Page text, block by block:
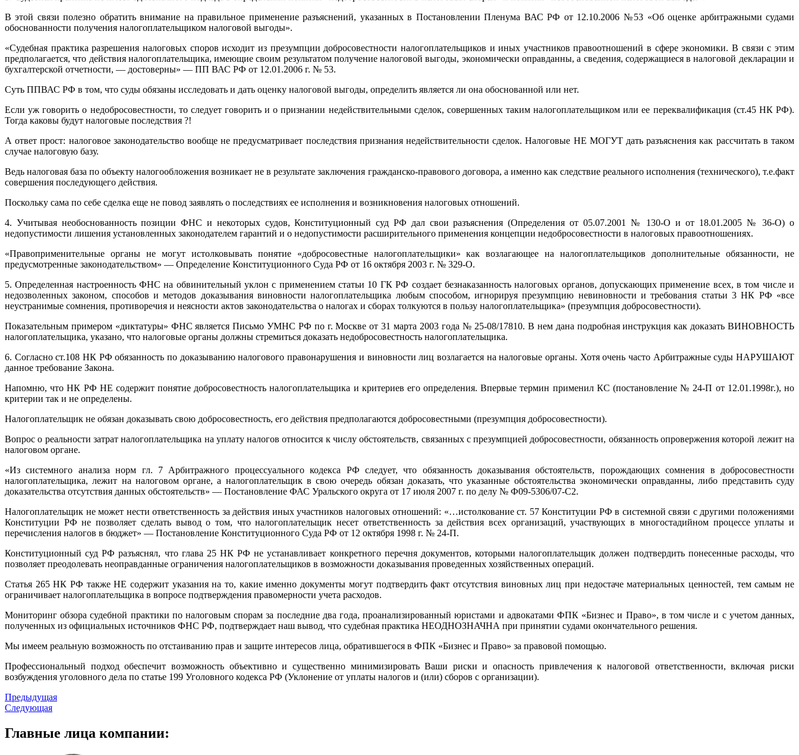
В этой связи полезно обратить внимание на правильное применение разъяснений, указанных в Постановлении Пленума ВАС РФ от 12.10.2006 №53 «Об оценке арбитражными судами
обоснованности получения налогоплательщиком налоговой выгоды».
«Судебная практика разрешения налоговых споров исходит из презумпции добросовестности налогоплательщиков и иных участников правоотношений в сфере экономики. В связи с этим
предполагается, что действия налогоплательщика, имеющие своим результатом получение налоговой выгоды, экономически оправданны, а сведения, содержащиеся в налоговой декларации и
бухгалтерской отчетности, — достоверны» — ПП ВАС РФ от 12.01.2006 г. № 53.
Суть ППВАС РФ в том, что суды обязаны исследовать и дать оценку налоговой выгоды, определить является ли она обоснованной или нет.
Если уж говорить о недобросовестности, то следует говорить и о признании недействительными сделок, совершенных таким налогоплательщиком или ее переквалификация (ст.45 НК РФ).
Тогда каковы будут налоговые последствия ?!
А ответ прост: налоговое законодательство вообще не предусматривает последствия признания недействительности сделок. Налоговые НЕ МОГУТ дать разъяснения как рассчитать в таком
случае налоговую базу.
Ведь налоговая база по объекту налогообложения возникает не в результате заключения гражданско-правового договора, а именно как следствие реального исполнения (технического), т.е.факт
совершения последующего действия.
Поскольку сама по себе сделка еще не повод заявлять о последствиях ее исполнения и возникновения налоговых отношений.
4. Учитывая необоснованность позиции ФНС и некоторых судов, Конституционный суд РФ дал свои разъяснения (Определения от 05.07.2001 № 130-О и от 18.01.2005 № 36-О) о
недопустимости лишения установленных законодателем гарантий и о недопустимости расширительного применения концепции недобросовестности в налоговых правоотношениях.
«Правоприменительные органы не могут истолковывать понятие «добросовестные налогоплательщики» как возлагающее на налогоплательщиков дополнительные обязанности, не
предусмотренные законодательством» — Определение Конституционного Суда РФ от 16 октября 2003 г. № 329-О.
5. Определенная настроенность ФНС на обвинительный уклон с применением статьи 10 ГК РФ создает безнаказанность налоговых органов, допускающих применение всех, в том числе и
недозволенных законом, способов и методов доказывания виновности налогоплательщика любым способом, игнорируя презумпцию невиновности и требования статьи 3 НК РФ «все
неустранимые сомнения, противоречия и неясности актов законодательства о налогах и сборах толкуются в пользу налогоплательщика» (презумпция добросовестности).
Показательным примером «диктатуры» ФНС является Письмо УМНС РФ по г. Москве от 31 марта 2003 года № 25-08/17810. В нем дана подробная инструкция как доказать ВИНОВНОСТЬ
налогоплательщика, указано, что налоговые органы должны стремиться доказать недобросовестность налогоплательщика.
6. Согласно ст.108 НК РФ обязанность по доказыванию налогового правонарушения и виновности лиц возлагается на налоговые органы. Хотя очень часто Арбитражные суды НАРУШАЮТ
данное требование Закона.
Напомню, что НК РФ НЕ содержит понятие добросовестность налогоплательщика и критериев его определения. Впервые термин применил КС (постановление № 24-П от 12.01.1998г.), но
критерии так и не определены.
Налогоплательщик не обязан доказывать свою добросовестность, его действия предполагаются добросовестными (презумпция добросовестности).
Вопрос о реальности затрат налогоплательщика на уплату налогов относится к числу обстоятельств, связанных с презумпцией добросовестности, обязанность опровержения которой лежит на
налоговом органе.
«Из системного анализа норм гл. 7 Арбитражного процессуального кодекса РФ следует, что обязанность доказывания обстоятельств, порождающих сомнения в добросовестности
налогоплательщика, лежит на налоговом органе, а налогоплательщик в свою очередь обязан доказать, что указанные обстоятельства экономически оправданны, либо представить суду
доказательства отсутствия данных обстоятельств» — Постановление ФАС Уральского округа от 17 июля 2007 г. по делу № Ф09-5306/07-С2.
Налогоплательщик не может нести ответственность за действия иных участников налоговых отношений: «…истолкование ст. 57 Конституции РФ в системной связи с другими положениями
Конституции РФ не позволяет сделать вывод о том, что налогоплательщик несет ответственность за действия всех организаций, участвующих в многостадийном процессе уплаты и
перечисления налогов в бюджет» — Постановление Конституционного Суда РФ от 12 октября 1998 г. № 24-П.
Конституционный суд РФ разъяснял, что глава 25 НК РФ не устанавливает конкретного перечня документов, которыми налогоплательщик должен подтвердить понесенные расходы, что
позволяет преодолевать неоправданные ограничения налогоплательщиков в возможности доказывания проведенных хозяйственных операций.
Статья 265 НК РФ также НЕ содержит указания на то, какие именно документы могут подтвердить факт отсутствия виновных лиц при недостаче материальных ценностей, тем самым не
ограничивает налогоплательщика в вопросе подтверждения правомерности учета расходов.
Мониторинг обзора судебной практики по налоговым спорам за последние два года, проанализированный юристами и адвокатами ФПК «Бизнес и Право», в том числе и с учетом данных,
полученных из официальных источников ФНС РФ, подтверждает наш вывод, что судебная практика НЕОДНОЗНАЧНА при принятии судами окончательного решения.
Мы имеем реальную возможность по отстаиванию прав и защите интересов лица, обратившегося в ФПК «Бизнес и Право» за правовой помощью.
Профессиональный подход обеспечит возможность объективно и существенно минимизировать Ваши риски и опасность привлечения к налоговой ответственности, включая риски
возбуждения уголовного дела по статье 199 Уголовного кодекса РФ (Уклонение от уплаты налогов и (или) сборов с организации).
Предыдущая
Следующая
Главные лица компании: